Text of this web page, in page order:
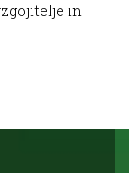
in